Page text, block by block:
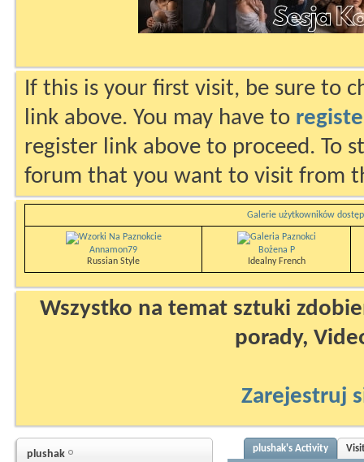
If this is your first visit, be sure to
link above. You may have to
register link above to proceed. To
forum that you want to visit from
Galerie użytkowników
Annamon79
Russian Style
Bożena P
Idealny French
Wszystko na temat sztuki
porady,
Zarejestruj
plushak plushak's Activity